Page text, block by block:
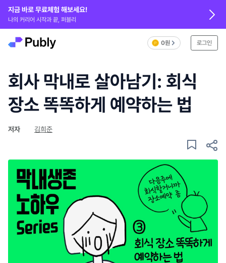
지금 바로 무료체험 해보세요!
나의 커리어 시작과 끝, 퍼블리
0원 로그인
회사 막내로 살아남기: 회식
장소 똑똑하게 예약하는 법
저자 김희준